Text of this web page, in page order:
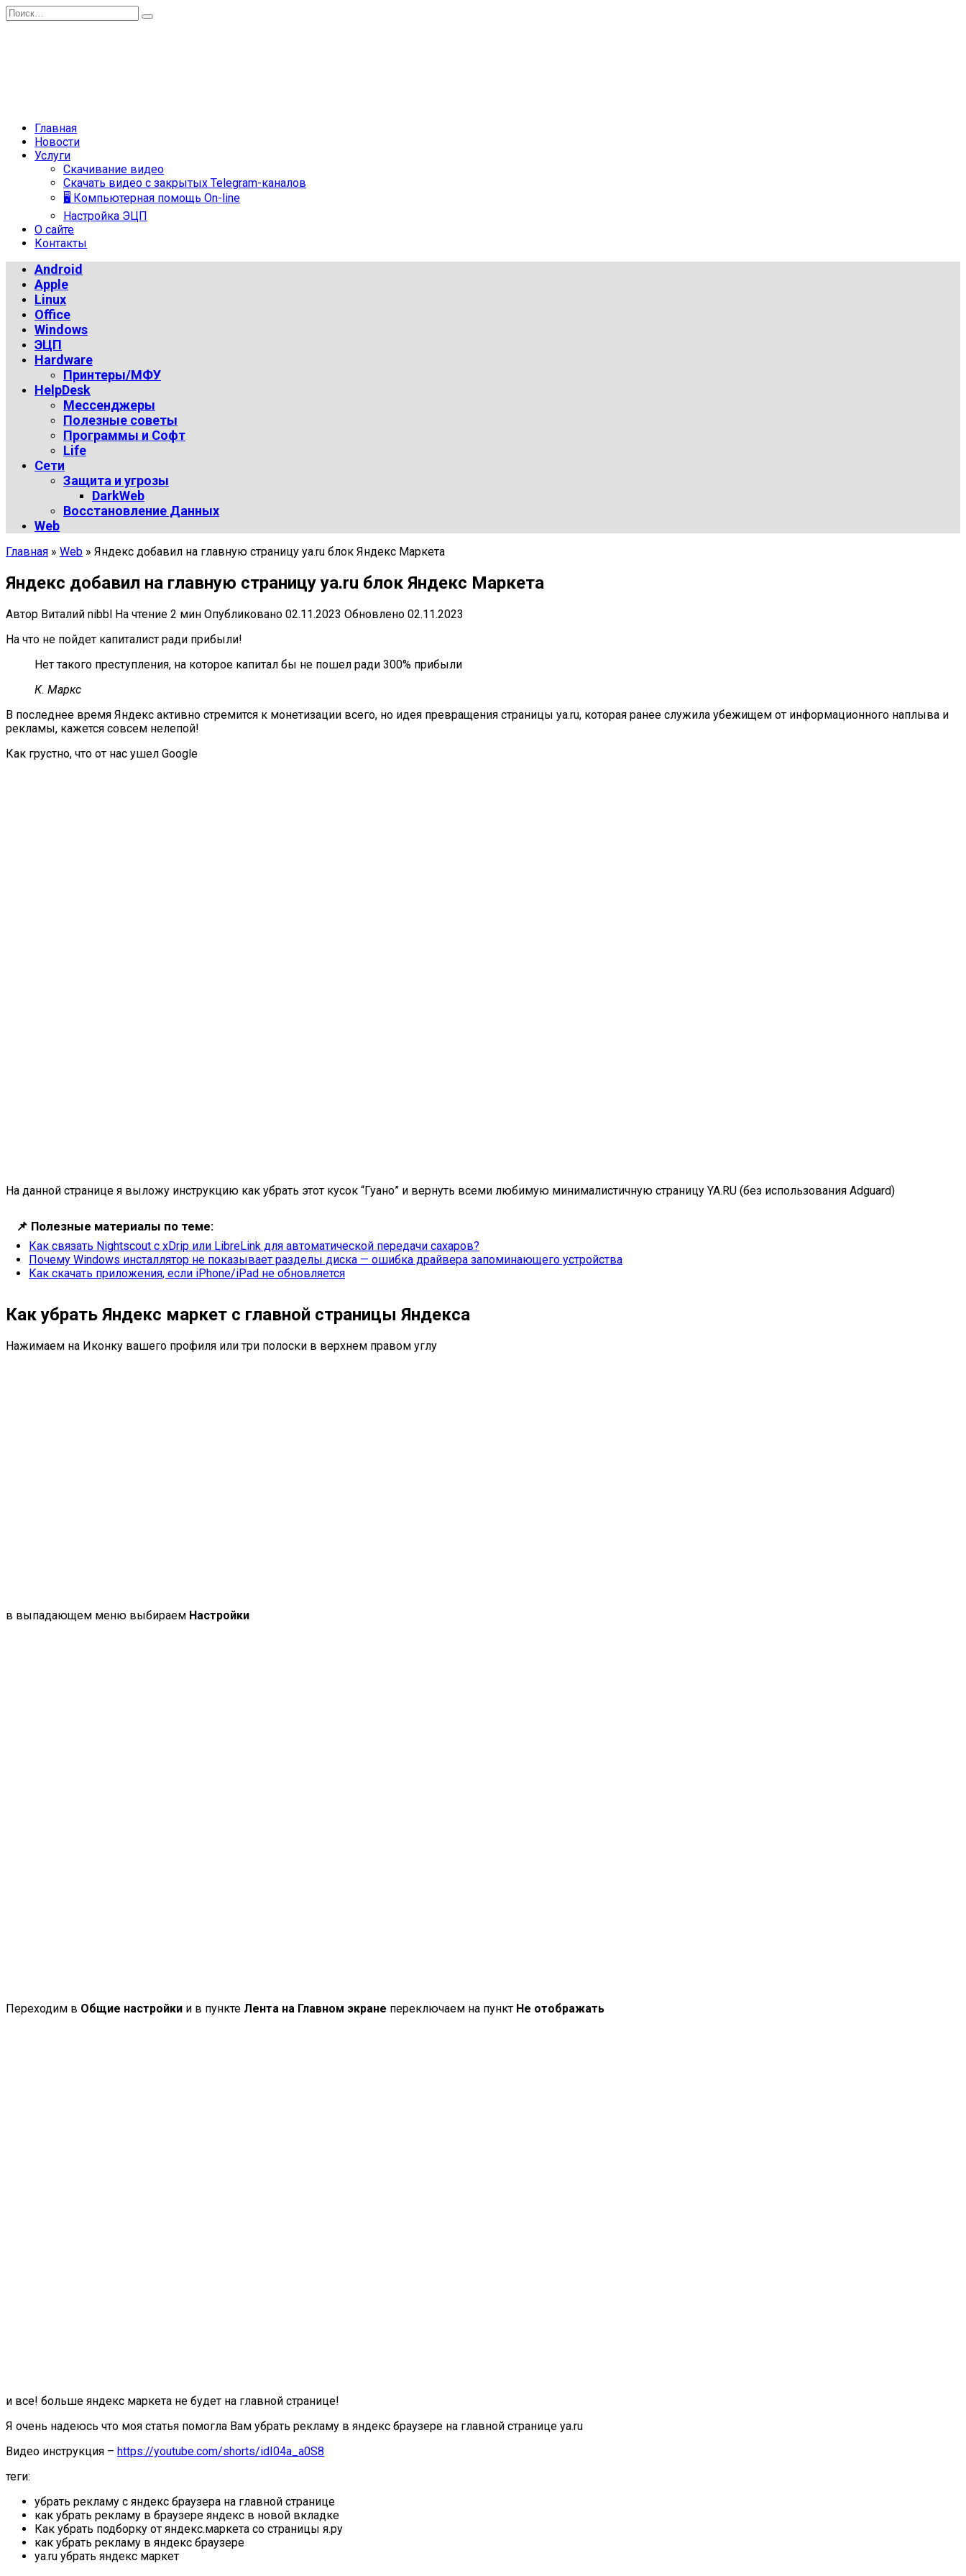
Перейти
к
Search
for:
Главная
Новости
Услуги
Скачивание видео
Скачать видео с закрытых Telegram-каналов
🖥 Компьютерная помощь On-line
Настройка ЭЦП
О сайте
Контакты
Android
Apple
Linux
Office
Windows
ЭЦП
Hardware
Принтеры/МФУ
HelpDesk
Мессенджеры
Полезные советы
Программы и Софт
Life
Сети
Защита и угрозы
DarkWeb
Восстановление Данных
Web
Главная » Web » Яндекс добавил на главную страницу ya.ru блок Яндекс Маркета
Яндекс добавил на главную страницу ya.ru блок Яндекс Маркета
Автор Виталий nibbl На чтение 2 мин Опубликовано 02.11.2023 Обновлено 02.11.2023
На что не пойдет капиталист ради прибыли!
Нет такого преступления, на которое капитал бы не пошел ради 300% прибыли
К. Маркс
В последнее время Яндекс активно стремится к монетизации всего, но идея превращения страницы ya.ru, которая ранее служила убежищем от информационного наплыва и
рекламы, кажется совсем нелепой!
Как грустно, что от нас ушел Google
На данной странице я выложу инструкцию как убрать этот кусок “Гуано” и вернуть всеми любимую минималистичную страницу YA.RU (без использования Adguard)
📌 Полезные материалы по теме:
Как связать Nightscout с xDrip или LibreLink для автоматической передачи сахаров?
Почему Windows инсталлятор не показывает разделы диска — ошибка драйвера запоминающего устройства
Как скачать приложения, если iPhone/iPad не обновляется
Как убрать Яндекс маркет с главной страницы Яндекса
Нажимаем на Иконку вашего профиля или три полоски в верхнем правом углу
в выпадающем меню выбираем Настройки
Переходим в Общие настройки и в пункте Лента на Главном экране переключаем на пункт Не отображать
и все! больше яндекс маркета не будет на главной странице!
Я очень надеюсь что моя статья помогла Вам убрать рекламу в яндекс браузере на главной странице ya.ru
Видео инструкция – https://youtube.com/shorts/idI04a_a0S8
теги:
убрать рекламу с яндекс браузера на главной странице
как убрать рекламу в браузере яндекс в новой вкладке
Как убрать подборку от яндекс.маркета со страницы я.ру
как убрать рекламу в яндекс браузере
ya.ru убрать яндекс маркет